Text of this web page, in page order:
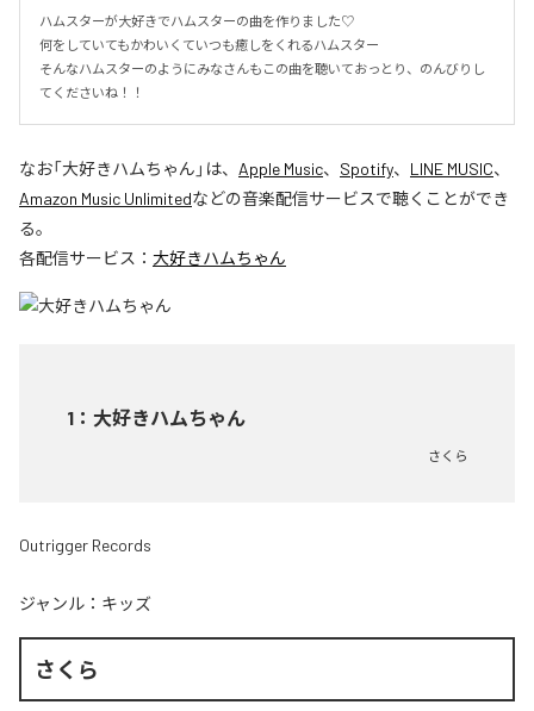
ハムスターが大好きでハムスターの曲を作りました♡
何をしていてもかわいくていつも癒しをくれるハムスター
そんなハムスターのようにみなさんもこの曲を聴いておっとり、のんびりし
てくださいね！！
なお「大好きハムちゃん 」は、 Apple Music、 Spotify、 LINE MUSIC、
Amazon Music Unlimitedなどの音楽配信サービスで聴くことができ
る。
各配信サービス： 大好きハムちゃん
1 ： 大好きハムちゃん
さくら
Outrigger Records
ジャンル： キッズ
さくら